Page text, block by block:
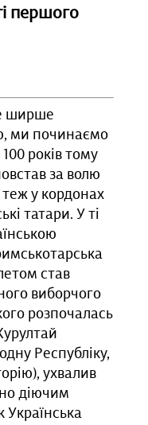
першого
ширше
ми починаємо
років тому
за волю
у кордонах
татари. У ті
став
виборчого
розпочалась
Республіку,
ухвалив
діючим
Українська